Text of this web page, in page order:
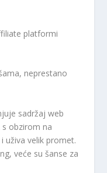
platformi
neprestano
sadržaj web
obzirom na
uživa velik promet.
veće su šanse za